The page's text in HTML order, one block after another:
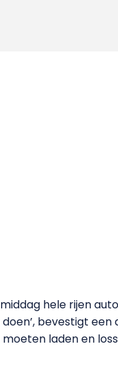
hele rijen
bevestigt een
laden en